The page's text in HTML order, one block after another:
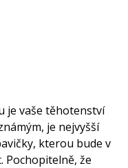
je vaše těhotenství
je nejvyšší
kterou bude v
Pochopitelně, že